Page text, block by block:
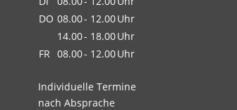
DO 08.00- 12.00Uhr
14.00- 18.00Uhr
FR 08.00- 12.00Uhr
Individuelle Termine
nach Absprache